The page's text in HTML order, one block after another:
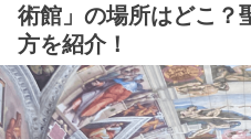
術館」の場所はどこ？
方を紹介！